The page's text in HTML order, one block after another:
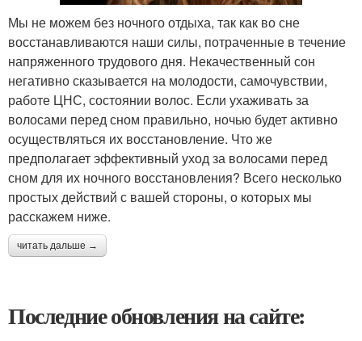
Мы не можем без ночного отдыха, так как во сне
восстанавливаются наши силы, потраченные в течение
напряженного трудового дня. Некачественный сон
негативно сказывается на молодости, самочувствии,
работе ЦНС, состоянии волос. Если ухаживать за
волосами перед сном правильно, ночью будет активно
осуществляться их восстановление. Что же
предполагает эффективный уход за волосами перед
сном для их ночного восстановления? Всего несколько
простых действий с вашей стороны, о которых мы
расскажем ниже.
читать дальше →
Последние обновления на сайте: